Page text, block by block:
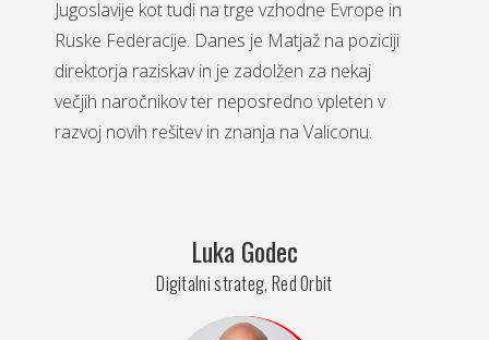
Jugoslavije kot tudi na trge vzhodne Evrope in
Ruske Federacije. Danes je Matjaž na poziciji
direktorja raziskav in je zadolžen za nekaj
večjih naročnikov ter neposredno vpleten v
razvoj novih rešitev in znanja na Valiconu.
Luka Godec
Digitalni strateg, Red Orbit